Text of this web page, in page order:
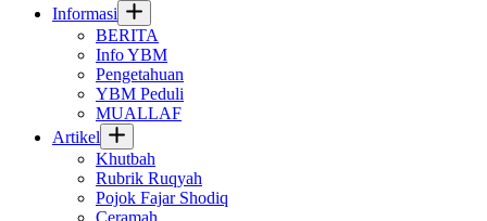
Informasi
BERITA
Info YBM
Pengetahuan
YBM Peduli
MUALLAF
Artikel
Khutbah
Rubrik Ruqyah
Pojok Fajar Shodiq
Ceramah